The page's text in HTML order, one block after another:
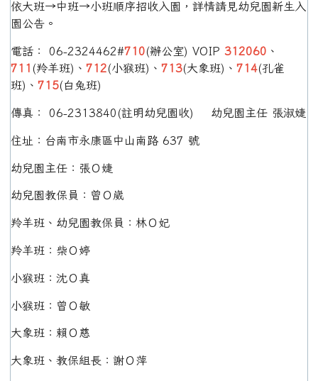
依大班→中班→小班順序招收入園，詳情請見幼兒園新生入
園公告。
電話： 06-2324462#710(辦公室) VOIP 312060 、
711 (羚羊班)、 712(小猴班)、 713(大象班)、 714(孔雀
班)、 715(白兔班)
傳真： 06-2313840(註明幼兒園收) 幼兒園主任 張淑婕
住址：台南市永康區中山南路 637 號
幼兒園主任：張Ｏ婕
幼兒園教保員：曾Ｏ崴
羚羊班、幼兒園教保員：林Ｏ妃
羚羊班：柴Ｏ婷
小猴班：沈Ｏ真
小猴班：曾Ｏ敏
大象班：賴Ｏ慈
大象班、教保組長：謝Ｏ萍